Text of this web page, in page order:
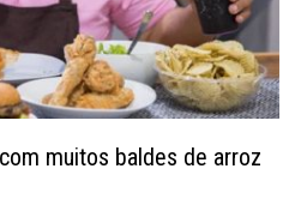
muitos baldes de arroz